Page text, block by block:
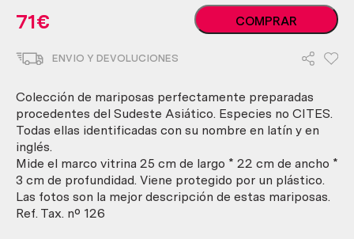
71€
Mariposas
disecadas
ejemplares
diferentes
e
cantidad
COMPRAR
ENVIO Y DEVOLUCIONES
Colección de mariposas perfectamente preparadas
procedentes del Sudeste Asiático. Especies no CITES.
Todas ellas identificadas con su nombre en latín y en
inglés.
Mide el marco vitrina 25 cm de largo * 22 cm de ancho *
3 cm de profundidad. Viene protegido por un plástico.
Las fotos son la mejor descripción de estas mariposas.
Ref. Tax. nº 126